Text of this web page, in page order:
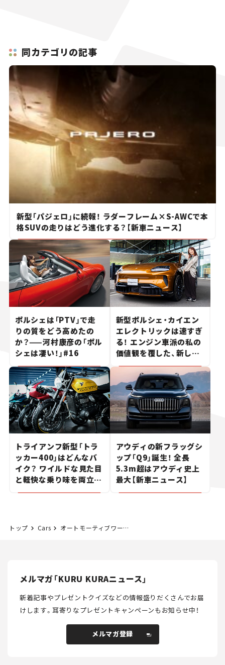
同カテゴリの記事
新型「パジェロ」に続報！ ラダーフレーム×S-AWCで本
格SUVの走りはどう進化する？【新車ニュース】
ポルシェは「PTV」で走
りの質をどう高めたの
か？——河村康彦の「ポル
シェは凄い！」#16
新型ポルシェ・カイエン
エレクトリックは速すぎ
る！ エンジン車派の私の
価値観を覆した、新しい
ポルシェの走り。
トライアンフ新型「トラ
ッカー400」はどんなバ
イク？ ワイルドな見た目
と軽快な乗り味を両立し
た400ccフラットトラッ
アウディの新フラッグシ
ップ「Q9」誕生！ 全長
5.3m超はアウディ史上
最大【新車ニュース】
トップ Cars オートモーティブワールド2019。S660やItoPの軽量化に活用された素材。
メルマガ「KURU KURAニュース」
新着記事やプレゼントクイズなどの情報盛りだくさんでお届
けします。耳寄りなプレゼントキャンペーンもお知らせ中！
メルマガ登録